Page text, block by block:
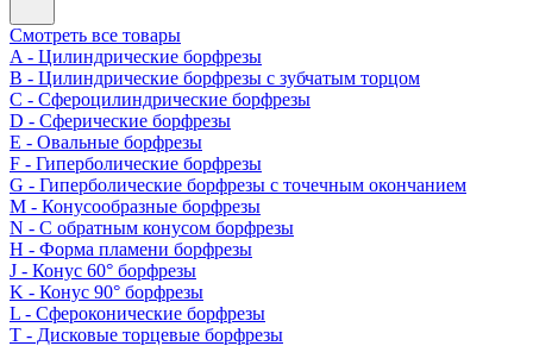
Смотреть все товары
A - Цилиндрические борфрезы
B - Цилиндрические борфрезы с зубчатым торцом
C - Сфероцилиндрические борфрезы
D - Сферические борфрезы
E - Овальные борфрезы
F - Гиперболические борфрезы
G - Гиперболические борфрезы с точечным окончанием
M - Конусообразные борфрезы
N - С обратным конусом борфрезы
H - Форма пламени борфрезы
J - Конус 60° борфрезы
K - Конус 90° борфрезы
L - Сфероконические борфрезы
T - Дисковые торцевые борфрезы